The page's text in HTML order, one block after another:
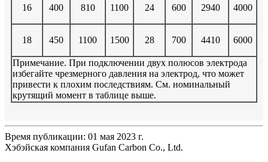
16 400 810 1100 24 600 2940 4000
18 450 1100 1500 28 700 4410 6000
Примечание. При подключении двух полюсов электрода
избегайте чрезмерного давления на электрод, что может
привести к плохим последствиям. См. номинальный
крутящий момент в таблице выше.
Время публикации: 01 мая 2023 г.
Хэбэйская компания Gufan Carbon Co., Ltd.